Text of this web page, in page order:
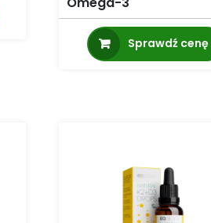
Sprawdź cenę